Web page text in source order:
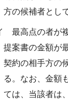
方の候補者とし
最高点の者が
提案書の金額が
契約の相手方の
る。なお、金額
ては、当該者は